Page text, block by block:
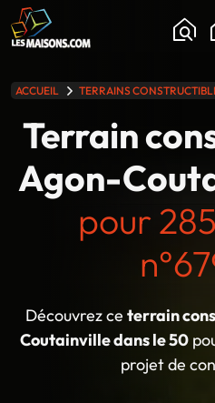
ACCUEIL TERRAINS
Terrain
Agon-
pour
Découvrez ce terrain
Coutainville dans le 50
projet de